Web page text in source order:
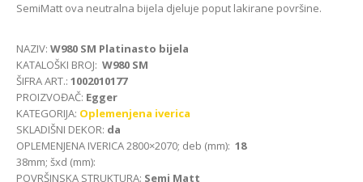
SemiMatt ova neutralna bijela djeluje poput lakirane površine.
NAZIV: W980 SM Platinasto bijela
KATALOŠKI BROJ: W980 SM
ŠIFRA ART.: 1002010177
PROIZVOĐAČ: Egger
KATEGORIJA: Oplemenjena iverica
SKLADIŠNI DEKOR: da
OPLEMENJENA IVERICA 2800×2070; deb (mm): 18
38mm; šxd (mm):
POVRŠINSKA STRUKTURA: Semi Matt